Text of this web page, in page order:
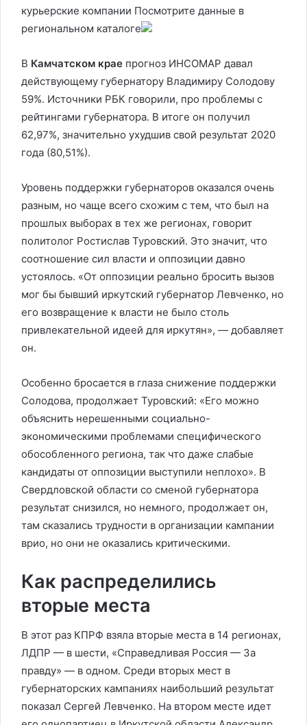
курьерские компании Посмотрите данные в
региональном каталоге
В Камчатском крае прогноз ИНСОМАР давал
действующему губернатору Владимиру Солодову
59%. Источники РБК говорили, про проблемы с
рейтингами губернатора. В итоге он получил
62,97%, значительно ухудшив свой результат 2020
года (80,51%).
Уровень поддержки губернаторов оказался очень
разным, но чаще всего схожим с тем, что был на
прошлых выборах в тех же регионах, говорит
политолог Ростислав Туровский. Это значит, что
соотношение сил власти и оппозиции давно
устоялось. «От оппозиции реально бросить вызов
мог бы бывший иркутский губернатор Левченко, но
его возвращение к власти не было столь
привлекательной идеей для иркутян», — добавляет
он.
Особенно бросается в глаза снижение поддержки
Солодова, продолжает Туровский: «Его можно
объяснить нерешенными социально-
экономическими проблемами специфического
обособленного региона, так что даже слабые
кандидаты от оппозиции выступили неплохо». В
Свердловской области со сменой губернатора
результат снизился, но немного, продолжает он,
там сказались трудности в организации кампании
врио, но они не оказались критическими.
Как распределились
вторые места
В этот раз КПРФ взяла вторые места в 14 регионах,
ЛДПР — в шести, «Справедливая Россия — За
правду» — в одном. Среди вторых мест в
губернаторских кампаниях наибольший результат
показал Сергей Левченко. На втором месте идет